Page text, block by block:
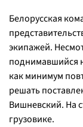
Белорусская
экипажей.
поднимавшийся
как минимум
решать
Вишневский. На
грузовике.